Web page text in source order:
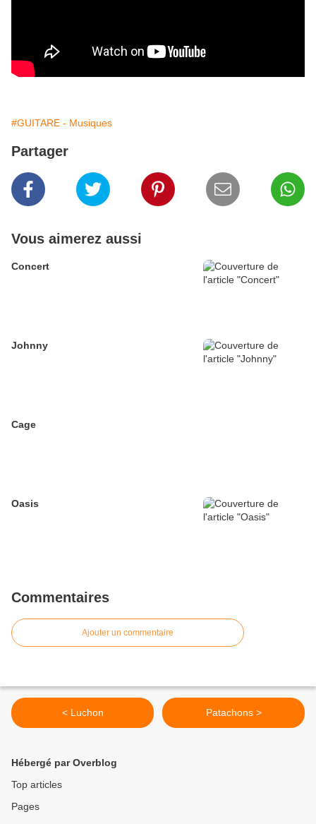
#GUITARE - Musiques
Partager
Vous aimerez aussi
Concert
Johnny
Cage
Oasis
Commentaires
Ajouter un commentaire
< Luchon Patachons >
Hébergé par Overblog
Top articles
Pages